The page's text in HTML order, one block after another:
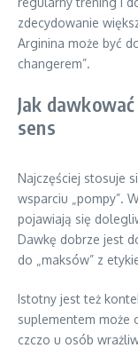
zdecydowanie
Arginina może być
changerem”.
Jak
sens
Najczęściej stosuje
wsparciu „pompy”.
pojawiają się
Dawkę dobrze jest
do „maksów” z
Istotny jest też
suplementem może
czczo u osób